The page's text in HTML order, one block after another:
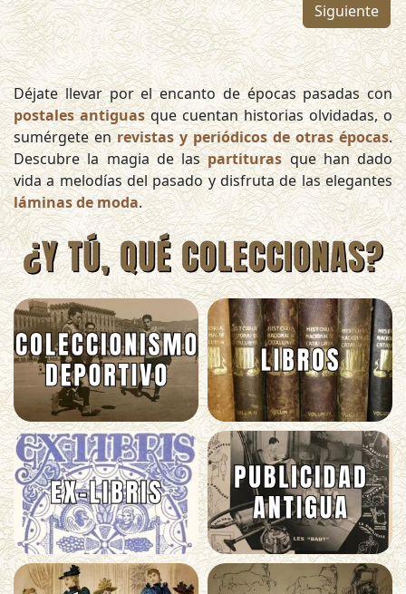
Siguiente
Déjate llevar por el encanto de épocas pasadas con
postales antiguasque cuentan historias olvidadas, o
sumérgete enrevistas y periódicos de otras épocas.
Descubre la magia de laspartiturasque han dado
vida a melodías del pasado y disfruta de las elegantes
láminas de moda.